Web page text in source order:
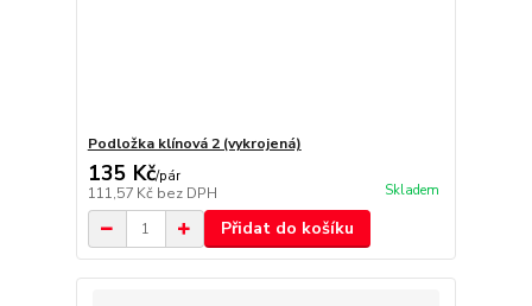
Podložka klínová 2 (vykrojená)
135 Kč/pár
111,57 Kč bez DPH Skladem
Přidat do košíku